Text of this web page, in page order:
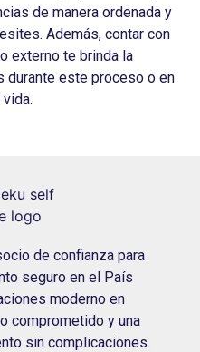
de manera ordenada y
Además, contar con
externo te brinda la
durante este proceso o en
de confianza para
seguro en el País
moderno en
comprometido y una
sin complicaciones.